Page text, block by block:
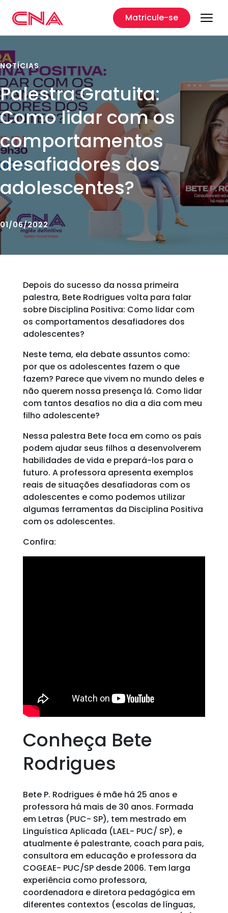
Matricule-se
NOTÍCIAS
Palestra Gratuita:
Como lidar com os
comportamentos
desafiadores dos
adolescentes?
01/06/2022
Depois do sucesso da nossa primeira
palestra, Bete Rodrigues volta para falar
sobre Disciplina Positiva: Como lidar com
os comportamentos desafiadores dos
adolescentes?
Neste tema, ela debate assuntos como:
por que os adolescentes fazem o que
fazem? Parece que vivem no mundo deles e
não querem nossa presença lá. Como lidar
com tantos desafios no dia a dia com meu
filho adolescente?
Nessa palestra Bete foca em como os pais
podem ajudar seus filhos a desenvolverem
habilidades de vida e prepará-los para o
futuro. A professora apresenta exemplos
reais de situações desafiadoras com os
adolescentes e como podemos utilizar
algumas ferramentas da Disciplina Positiva
com os adolescentes.
Confira:
Conheça Bete
Rodrigues
Bete P. Rodrigues é mãe há 25 anos e
professora há mais de 30 anos. Formada
em Letras (PUC- SP), tem mestrado em
Linguística Aplicada (LAEL- PUC/ SP), e
atualmente é palestrante, coach para pais,
consultora em educação e professora da
COGEAE- PUC/SP desde 2006. Tem larga
experiência como professora,
coordenadora e diretora pedagógica em
diferentes contextos (escolas de línguas,